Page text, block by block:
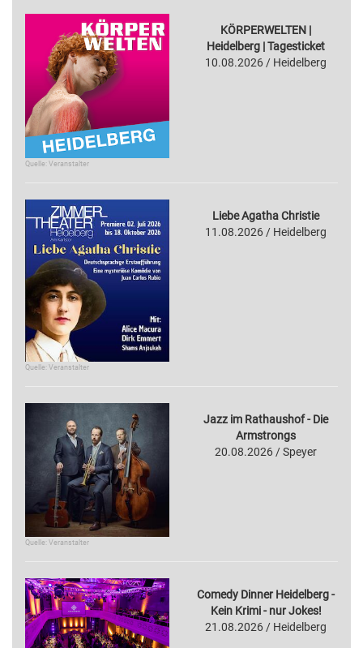
Quelle: Veranstalter
KÖRPERWELTEN |
Heidelberg | Tagesticket
10.08.2026 / Heidelberg
Quelle: Veranstalter
Liebe Agatha Christie
11.08.2026 / Heidelberg
Quelle: Veranstalter
Jazz im Rathaushof - Die
Armstrongs
20.08.2026 / Speyer
Comedy Dinner Heidelberg -
Kein Krimi - nur Jokes!
21.08.2026 / Heidelberg